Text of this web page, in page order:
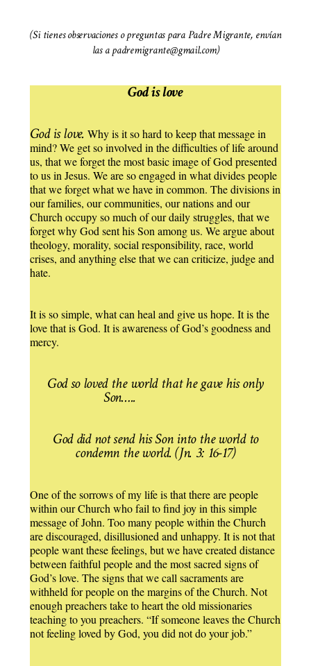
(Si tienes observaciones o preguntas para Padre Migrante, envían
las a padremigrante@gmail.com)
God is love
God is love. Why is it so hard to keep that message in
mind? We get so involved in the difficulties of life around
us, that we forget the most basic image of God presented
to us in Jesus. We are so engaged in what divides people
that we forget what we have in common. The divisions in
our families, our communities, our nations and our
Church occupy so much of our daily struggles, that we
forget why God sent his Son among us. We argue about
theology, morality, social responsibility, race, world
crises, and anything else that we can criticize, judge and
hate.
It is so simple, what can heal and give us hope. It is the
love that is God. It is awareness of God’s goodness and
mercy.
God so loved the world that he gave his only
Son…..
God did not send his Son into the world to
condemn the world. (Jn. 3: 16-17)
One of the sorrows of my life is that there are people
within our Church who fail to find joy in this simple
message of John. Too many people within the Church
are discouraged, disillusioned and unhappy. It is not that
people want these feelings, but we have created distance
between faithful people and the most sacred signs of
God’s love. The signs that we call sacraments are
withheld for people on the margins of the Church. Not
enough preachers take to heart the old missionaries
teaching to you preachers. “If someone leaves the Church
not feeling loved by God, you did not do your job.”